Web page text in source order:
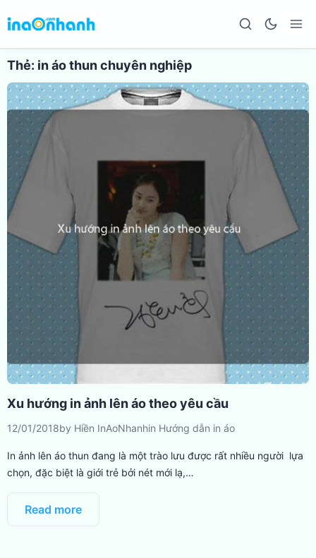
Thẻ: in áo thun chuyên nghiệp
Xu hướng in ảnh lên áo theo yêu cầu
12/01/2018by Hiền InAoNhanhin Hướng dẫn in áo
In ảnh lên áo thun đang là một trào lưu được rất nhiều người lựa
chọn, đặc biệt là giới trẻ bởi nét mới lạ,…
Read more